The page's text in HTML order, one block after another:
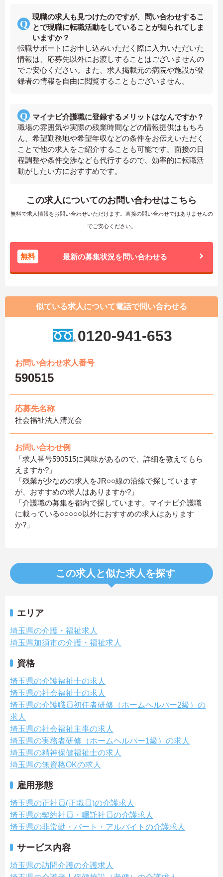
現職の求人も見つけたのですが、問い合わせするこ
とで現職に転職活動をしていることが知られてしま
いますか？
転職サポートにお申し込みいただく際に入力いただいた
情報は、応募先以外にお渡しすることはございませんの
でご安心ください。また、求人掲載元の病院や施設が登
録者の情報を自由に閲覧することもございません。
マイナビ介護職に登録するメリットはなんですか？
職場の雰囲気や実際の残業時間などの情報提供はもちろ
ん、希望勤務地や希望年収などの条件をお伝えいただく
ことで他の求人をご紹介することも可能です。面接の日
程調整や条件交渉なども代行するので、効率的に転職活
動がしたい方におすすめです。
この求人についてのお問い合わせはこちら
無料で求人情報をお問い合わせいただけます。直接の問い合わせではありませんの
でご安心ください。
無料 最新の募集状況を問い合わせる
似ている求人について電話で問い合わせる
0120-941-653
お問い合わせ求人番号
590515
応募先名称
社会福祉法人清光会
お問い合わせ例
「求人番号590515に興味があるので、詳細を教えてもら
えますか?」
「残業が少なめの求人をJR○○線の沿線で探しています
が、おすすめの求人はありますか?」
「介護職の募集を都内で探しています。マイナビ介護職
に載っている○○○○○以外におすすめの求人はあります
か?」
この求人と似た求人を探す
エリア
埼玉県の介護・福祉求人
埼玉県加須市の介護・福祉求人
資格
埼玉県の介護福祉士の求人
埼玉県の社会福祉士の求人
埼玉県の介護職員初任者研修（ホームヘルパー2級）の
求人
埼玉県の社会福祉主事の求人
埼玉県の実務者研修（ホームヘルパー1級）の求人
埼玉県の精神保健福祉士の求人
埼玉県の無資格OKの求人
雇用形態
埼玉県の正社員(正職員)の介護求人
埼玉県の契約社員・嘱託社員の介護求人
埼玉県の非常勤・パート・アルバイトの介護求人
サービス内容
埼玉県の訪問介護の介護求人